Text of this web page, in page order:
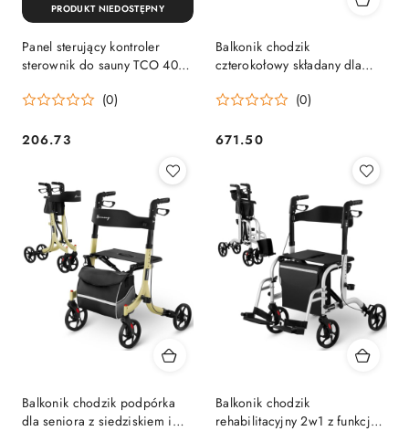
Panel sterujący kontroler
sterownik do sauny TCO 400
(0)
Cena:
206.73
PRODUKT NIEDOSTĘPNY
Balkonik chodzik
czterokołowy składany dla
do 136kg
(0)
Cena:
671.50
Balkonik chodzik podpórka
dla seniora z siedziskiem i
Balkonik chodzik
rehabilitacyjny 2w1 z funkcją